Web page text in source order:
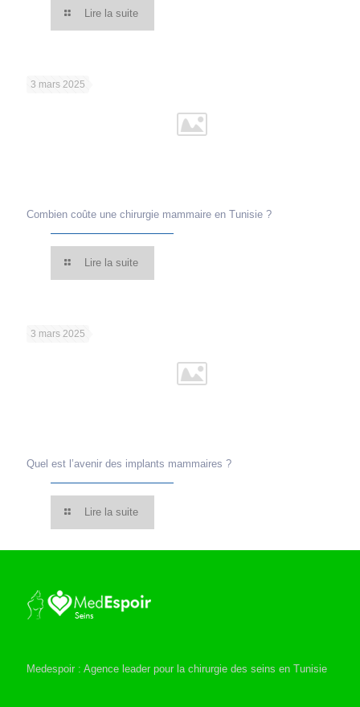
Lire la suite
3 mars 2025
Combien coûte une chirurgie mammaire en Tunisie ?
Lire la suite
3 mars 2025
Quel est l’avenir des implants mammaires ?
Lire la suite
Medespoir : Agence leader pour la chirurgie des seins en Tunisie